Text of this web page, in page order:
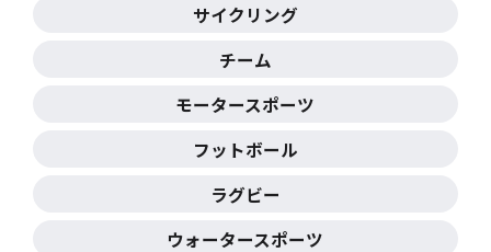
サイクリング
チーム
モータースポーツ
フットボール
ラグビー
ウォータースポーツ